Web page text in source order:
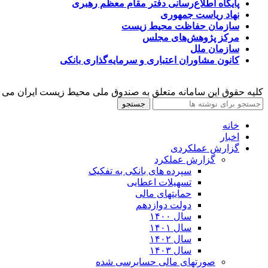
پایگاه اطلاع‌رسانی دفتر مقام معظم رهبری
نهاد ریاست جمهوری
سازمان حفاظت محیط زیست
مرکز پژوهش‌های مجلس
سازمان ملل
کانون مشاوران اعتباری و سرمایه‌گذاری بانکی
کلیه حقوق این سامانه متعلق به صندوق ملی محیط زیست ایران می
جستجو
خانه
اخبار
گزارش عملکردی
گزارش عملکرد
سپرده های بانکی به تفکیک
تسهیلات اعطایی
حمایتهای مالی
دولت دوازدهم
سال ۱۴۰۰
سال ۱۴۰۱
سال ۱۴۰۲
سال ۱۴۰۳
صورتهای مالی حسابرسی شده